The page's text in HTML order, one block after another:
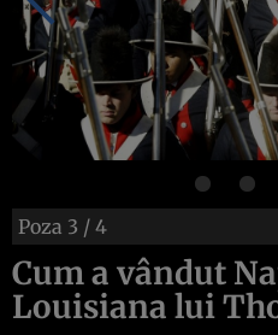
Poza 3 / 4
Cum a vândut
Louisiana lui